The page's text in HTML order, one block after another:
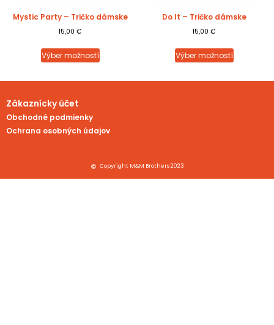
Mystic Party – Tričko dámske
15,00 €
Výber možností
Do It – Tričko dámske
15,00 €
Výber možností
Zákaznícky účet
Obchodné podmienky
Ochrana osobných údajov
Copyright M&M Brothers 2023